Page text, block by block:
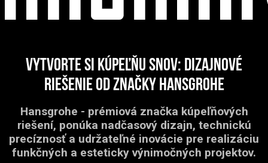
Vytvorte si kúpeľňu snov: dizajnové
riešenie od značky hansgrohe
Hansgrohe - prémiová značka kúpeľňových
riešení, ponúka nadčasový dizajn, technickú
precíznosť a udržateľné inovácie pre realizáciu
funkčných a esteticky výnimočných projektov.